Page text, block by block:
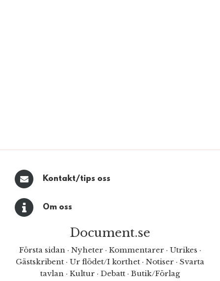
Kontakt/tips oss
Om oss
Document.se
Första sidan· Nyheter· Kommentarer· Utrikes ·
Gästskribent · Ur flödet/I korthet · Notiser · Svarta
tavlan · Kultur · Debatt · Butik/Förlag